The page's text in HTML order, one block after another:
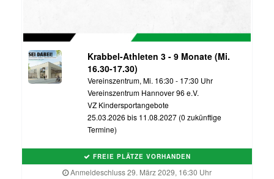
Krabbel-Athleten 3 - 9 Monate (Mi.
16.30-17.30)
Vereinszentrum, Mi. 16:30 - 17:30 Uhr
Vereinszentrum Hannover 96 e.V.
VZ Kindersportangebote
25.03.2026 bis 11.08.2027 (0 zukünftige
Termine)
FREIE PLÄTZE VORHANDEN
Anmeldeschluss 29. März 2029, 16:30 Uhr